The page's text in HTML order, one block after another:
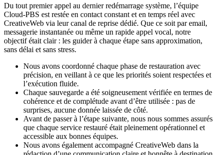
Du tout premier appel au dernier redémarrage système, l’équipe
Cloud-PBS est restée en contact constant et en temps réel avec
CreativeWeb via leur canal de reprise dédié. Que ce soit par email,
messagerie instantanée ou même un rapide appel vocal, notre
objectif était clair : les guider à chaque étape sans approximation,
sans délai et sans stress.
Nous avons coordonné chaque phase de restauration avec
précision, en veillant à ce que les priorités soient respectées et
l’exécution fluide.
Chaque sauvegarde a été soigneusement vérifiée en termes de
cohérence et de complétude avant d’être utilisée : pas de
surprises, aucune donnée laissée de côté.
Avant de passer à l’étape suivante, nous nous sommes assurés
que chaque service restauré était pleinement opérationnel et
accessible aux bonnes équipes.
Nous avons également accompagné CreativeWeb dans la